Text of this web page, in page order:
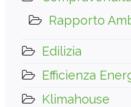
Rapporto
Edilizia
Efficienza
Klimahouse